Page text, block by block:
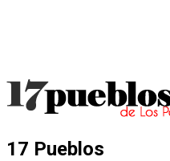
17 Pueblos